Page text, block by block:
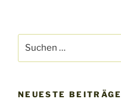
nach:
NEUESTE BEITRÄGE